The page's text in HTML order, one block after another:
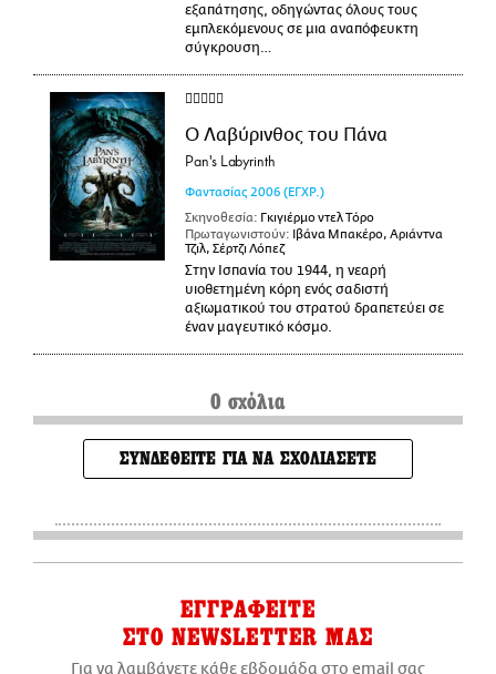
εξαπάτησης, οδηγώντας όλους τους
εμπλεκόμενους σε μια αναπόφευκτη
σύγκρουση…
Ο Λαβύρινθος του Πάνα
Pan's Labyrinth
Φαντασίας 2006 (ΕΓΧΡ.)
Σκηνοθεσία: Γκιγιέρμο ντελ Τόρο
Πρωταγωνιστούν: Ιβάνα Μπακέρο, Αριάντνα
Τζιλ, Σέρτζι Λόπεζ
Στην Ισπανία του 1944, η νεαρή
υιοθετημένη κόρη ενός σαδιστή
αξιωματικού του στρατού δραπετεύει σε
έναν μαγευτικό κόσμο.
0 σχόλια
ΣΥΝΔΕΘΕΙΤΕ ΓΙΑ ΝΑ ΣΧΟΛΙΑΣΕΤΕ
ΕΓΓΡΑΦΕΙΤΕ
ΣΤΟ NEWSLETTER ΜΑΣ
Για να λαμβάνετε κάθε εβδομάδα στο email σας